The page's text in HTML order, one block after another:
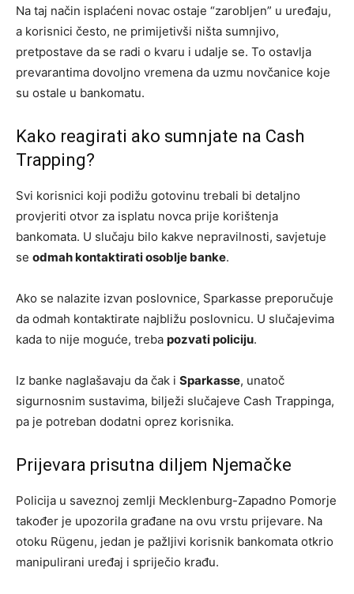
Na taj način isplaćeni novac ostaje “zarobljen” u uređaju,
a korisnici često, ne primijetivši ništa sumnjivo,
pretpostave da se radi o kvaru i udalje se. To ostavlja
prevarantima dovoljno vremena da uzmu novčanice koje
su ostale u bankomatu.
Kako reagirati ako sumnjate na Cash
Trapping?
Svi korisnici koji podižu gotovinu trebali bi detaljno
provjeriti otvor za isplatu novca prije korištenja
bankomata. U slučaju bilo kakve nepravilnosti, savjetuje
se odmah kontaktirati osoblje banke.
Ako se nalazite izvan poslovnice, Sparkasse preporučuje
da odmah kontaktirate najbližu poslovnicu. U slučajevima
kada to nije moguće, treba pozvati policiju.
Iz banke naglašavaju da čak i Sparkasse, unatoč
sigurnosnim sustavima, bilježi slučajeve Cash Trappinga,
pa je potreban dodatni oprez korisnika.
Prijevara prisutna diljem Njemačke
Policija u saveznoj zemlji Mecklenburg-Zapadno Pomorje
također je upozorila građane na ovu vrstu prijevare. Na
otoku Rügenu, jedan je pažljivi korisnik bankomata otkrio
manipulirani uređaj i spriječio krađu.